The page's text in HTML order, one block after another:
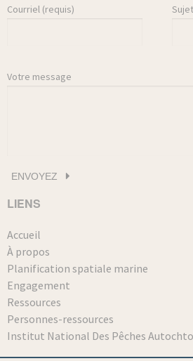
Courriel (requis) Sujet
Votre message
LIENS
Accueil
À propos
Planification spatiale marine
Engagement
Ressources
Personnes-ressources
Institut National Des Pêches